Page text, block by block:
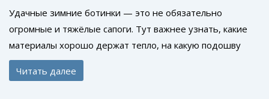
Удачные зимние ботинки — это не обязательно
огромные и тяжёлые сапоги. Тут важнее узнать, какие
материалы хорошо держат тепло, на какую подошву
ориентироваться и какой фасон удобнее для города и
загородных прогулок. В этой статье всё разложено по
Читать далее